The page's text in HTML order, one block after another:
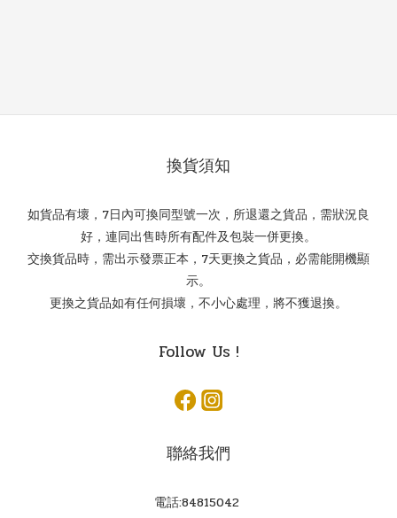
換貨須知
如貨品有壞，7日內可換同型號一次，所退還之貨品，需狀況良
好，連同出售時所有配件及包裝一併更換。
交換貨品時，需出示發票正本，7天更換之貨品，必需能開機顯
示。
更換之貨品如有任何損壞，不小心處理，將不獲退換。
Follow Us !
聯絡我們
電話:84815042